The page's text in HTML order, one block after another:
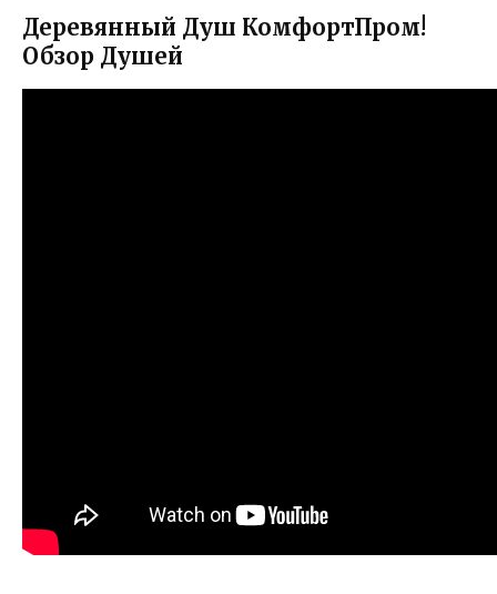
Деревянный Душ КомфортПром!
Обзор Душей